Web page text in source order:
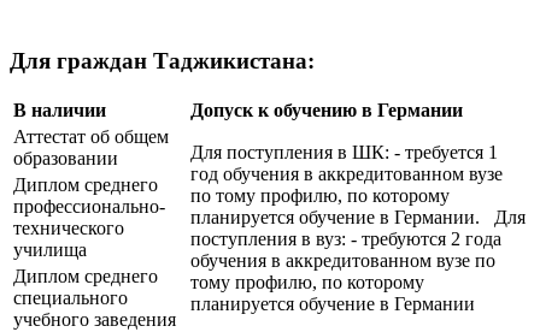
Для граждан Таджикистана:
В наличии
Допуск к обучению в Германии
Аттестат об общем
образовании
Для поступления в ШК: - требуется 1
год обучения в аккредитованном вузе
по тому профилю, по которому
планируется обучение в Германии. Для
поступления в вуз: - требуются 2 года
обучения в аккредитованном вузе по
тому профилю, по которому
планируется обучение в Германии
Диплом среднего
профессионально-
технического
училища
Диплом среднего
специального
учебного заведения